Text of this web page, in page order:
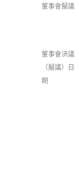
董事會擬議
董事會決議
（擬議）日
期